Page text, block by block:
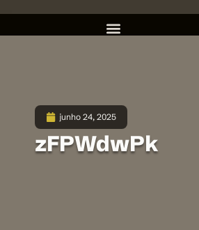
junho 24, 2025
zFPWdwPk